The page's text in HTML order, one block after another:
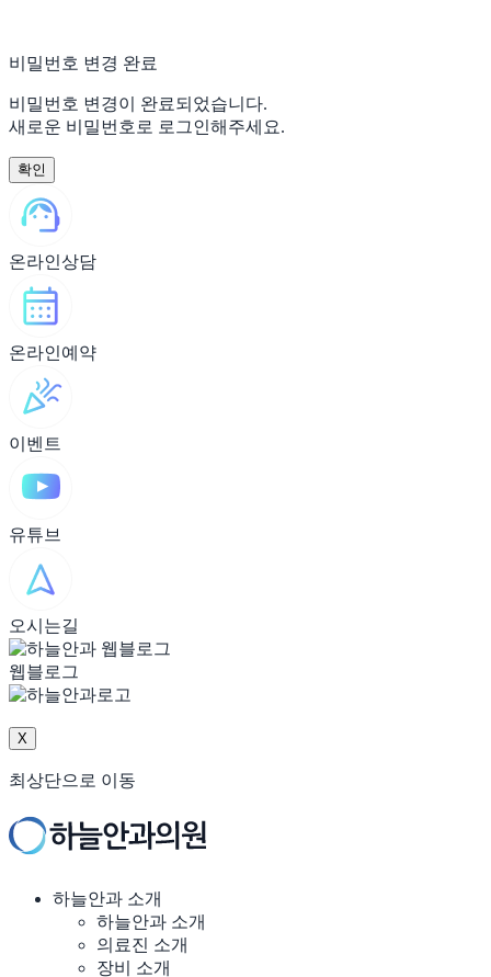
비밀번호 변경 완료
비밀번호 변경이 완료되었습니다.
새로운 비밀번호로 로그인해주세요.
온라인상담
온라인예약
이벤트
유튜브
오시는길
웹블로그
X
최상단으로 이동
하늘안과 소개
하늘안과 소개
의료진 소개
장비 소개